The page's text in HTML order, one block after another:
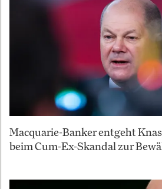
Macquarie-Banker entgeht
beim Cum-Ex-Skandal zur